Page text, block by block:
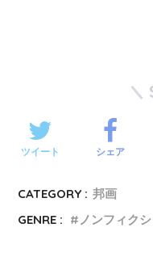
ツイート シェア
CATEGORY : 邦画
GENRE :
ノンフィク